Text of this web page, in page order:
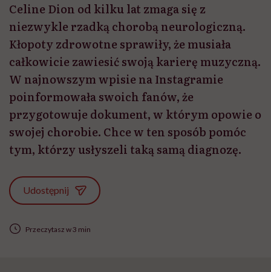
Celine Dion od kilku lat zmaga się z
niezwykle rzadką chorobą neurologiczną.
Kłopoty zdrowotne sprawiły, że musiała
całkowicie zawiesić swoją karierę muzyczną.
W najnowszym wpisie na Instagramie
poinformowała swoich fanów, że
przygotowuje dokument, w którym opowie o
swojej chorobie. Chce w ten sposób pomóc
tym, którzy usłyszeli taką samą diagnozę.
Udostępnij
Przeczytasz w 3 min